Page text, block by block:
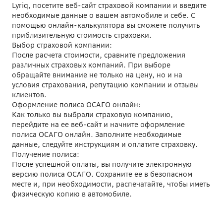
Lyriq, посетите веб-сайт страховой компании и введите
необходимые данные о вашем автомобиле и себе. С
помощью онлайн-калькулятора вы сможете получить
приблизительную стоимость страховки.
Выбор страховой компании:
После расчета стоимости, сравните предложения
различных страховых компаний. При выборе
обращайте внимание не только на цену, но и на
условия страхования, репутацию компании и отзывы
клиентов.
Оформление полиса ОСАГО онлайн:
Как только вы выбрали страховую компанию,
перейдите на ее веб-сайт и начните оформление
полиса ОСАГО онлайн. Заполните необходимые
данные, следуйте инструкциям и оплатите страховку.
Получение полиса:
После успешной оплаты, вы получите электронную
версию полиса ОСАГО. Сохраните ее в безопасном
месте и, при необходимости, распечатайте, чтобы иметь
физическую копию в автомобиле.